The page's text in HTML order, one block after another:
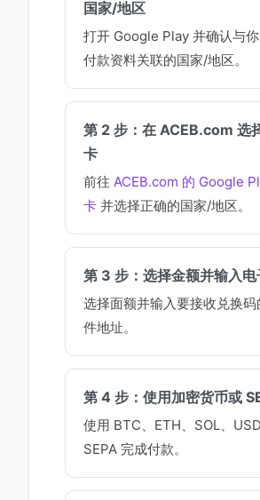
国家/地区
打开 Google Play 并确认与
付款资料关联的国家/地区。
第 2 步：在 ACEB.com 选
卡
前往 ACEB.com 的 Google
卡 并选择正确的国家/地区。
第 3 步：选择金额并输入电
选择面额并输入要接收兑换码
件地址。
第 4 步：使用加密货币或
使用 BTC、ETH、SOL、
SEPA 完成付款。